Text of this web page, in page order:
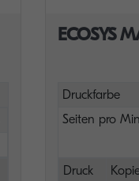
ECOSYS
Druckfarbe
Seiten pro
Druck